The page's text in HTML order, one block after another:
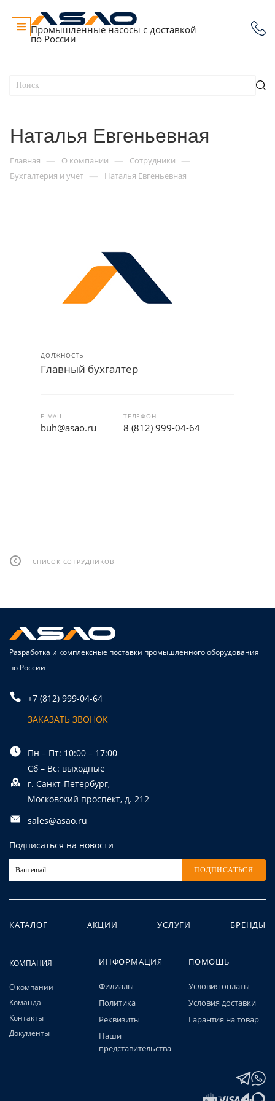
Промышленные насосы с доставкой
по России
Наталья Евгеньевная
Главная — О компании — Сотрудники —
Бухгалтерия и учет — Наталья Евгеньевная
ДОЛЖНОСТЬ
Главный бухгалтер
E-MAIL
buh@asao.ru
ТЕЛЕФОН
8 (812) 999-04-64
СПИСОК СОТРУДНИКОВ
Разработка и комплексные поставки промышленного оборудования
по России
+7 (812) 999-04-64
ЗАКАЗАТЬ ЗВОНОК
Пн – Пт: 10:00 – 17:00
Сб – Вс: выходные
г. Санкт-Петербург,
Московский проспект, д. 212
sales@asao.ru
Подписаться на новости
ПОДПИСАТЬСЯ
КАТАЛОГ АКЦИИ УСЛУГИ БРЕНДЫ
КОМПАНИЯ
О компании
Команда
Контакты
Документы
ИНФОРМАЦИЯ
Филиалы
Политика
Реквизиты
Наши
представительства
ПОМОЩЬ
Условия оплаты
Условия доставки
Гарантия на товар